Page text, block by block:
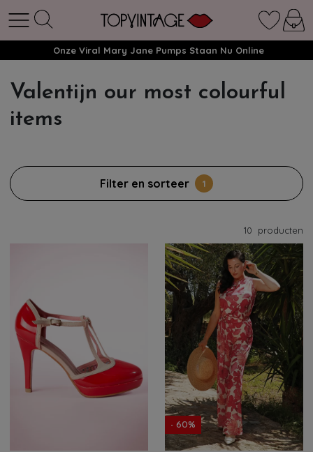
Onze Viral Mary Jane Pumps Staan Nu Online
Valentijn our most colourful
items
Filter en sorteer 1
10 producten
- 60%